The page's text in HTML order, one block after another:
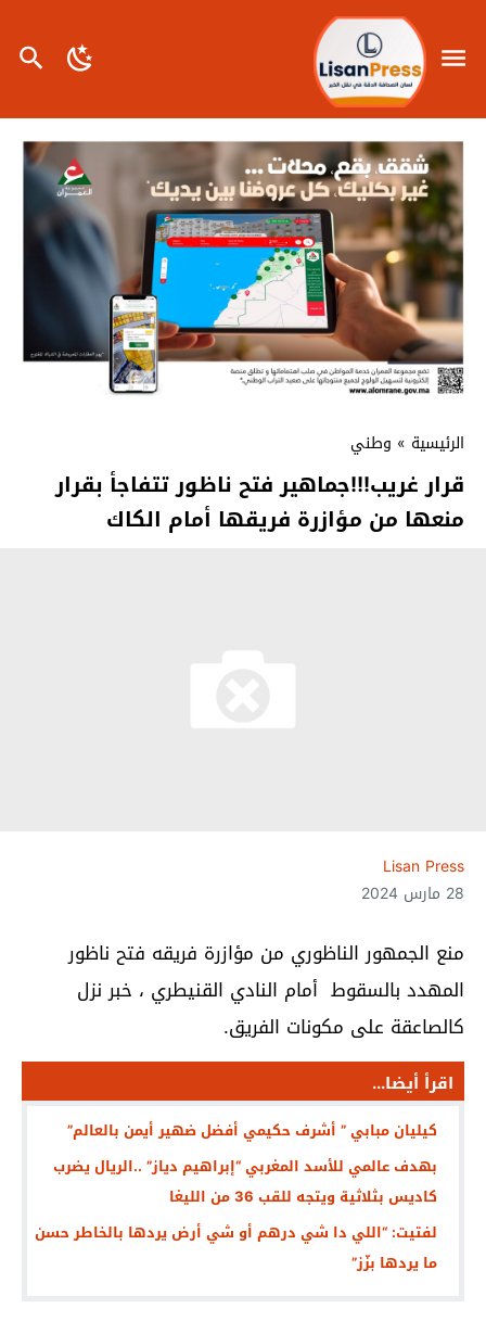
الرئيسية » وطني
قرار غريب!!!جماهير فتح ناظور تتفاجأ بقرار
منعها من مؤازرة فريقها أمام الكاك
Lisan Press
28 مارس 2024
منع الجمهور الناظوري من مؤازرة فريقه فتح ناظور
المهدد بالسقوط أمام النادي القنيطري ، خبر نزل
كالصاعقة على مكونات الفريق.
اقرأ أيضا...
كيليان مبابي ” أشرف حكيمي أفضل ضهير أيمن بالعالم”
بهدف عالمي للأسد المغربي “إبراهيم دياز” ..الريال يضرب
كاديس بثلاثية ويتجه للقب 36 من الليغا
لفتيت: “اللي دا شي درهم أو شي أرض يردها بالخاطر حسن
ما يردها بزّز”